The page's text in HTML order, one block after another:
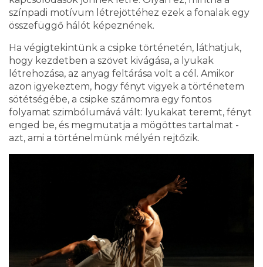
színpadi motívum létrejöttéhez ezek a fonalak egy
összefüggő hálót képeznének.
Ha végigtekintünk a csipke történetén, láthatjuk,
hogy kezdetben a szövet kivágása, a lyukak
létrehozása, az anyag feltárása volt a cél. Amikor
azon igyekeztem, hogy fényt vigyek a történetem
sötétségébe, a csipke számomra egy fontos
folyamat szimbólumává vált: lyukakat teremt, fényt
enged be, és megmutatja a mögöttes tartalmat -
azt, ami a történelmünk mélyén rejtőzik.